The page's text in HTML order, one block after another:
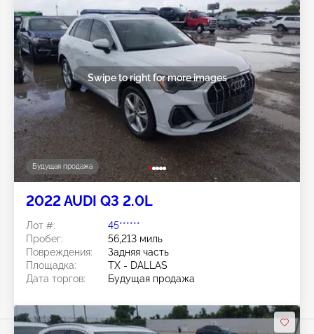
Будущая продажа
Swipe to right for more images
2022 AUDI Q3 2.0L
Лот #:
45******
Пробег:
56,213 миль
Повреждения:
Задняя часть
Площадка:
TX - DALLAS
Дата торгов:
Будущая продажа